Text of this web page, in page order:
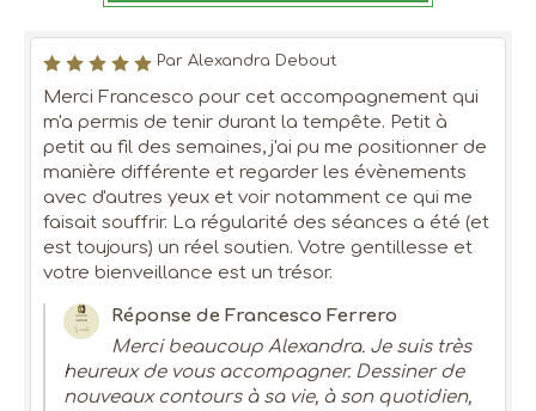
Par Alexandra Debout
Merci Francesco pour cet accompagnement qui
m'a permis de tenir durant la tempête. Petit à
petit au fil des semaines, j'ai pu me positionner de
manière différente et regarder les évènements
avec d'autres yeux et voir notamment ce qui me
faisait souffrir. La régularité des séances a été (et
est toujours) un réel soutien. Votre gentillesse et
votre bienveillance est un trésor.
Réponse de Francesco Ferrero
Merci beaucoup Alexandra. Je suis très
heureux de vous accompagner. Dessiner de
nouveaux contours à sa vie, à son quotidien,